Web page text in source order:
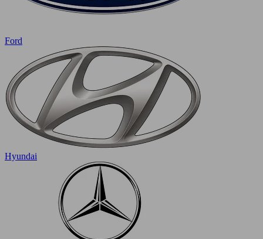
Ford
Hyundai